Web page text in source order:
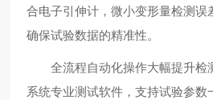
合电子引伸计，微小变形量检测误
确保试验数据的精准性。
全流程自动化操作大幅提升检
系统专业测试软件，支持试验参数